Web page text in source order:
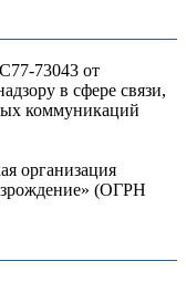
73043 от
в сфере связи,
коммуникаций
организация
(ОГРН